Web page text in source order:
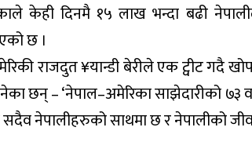
केही दिनमै १५ लाख भन्दा बढी
छ ।
राजदुत ¥यान्डी बेरीले एक ट्वीट गदै
छन् – ‘नेपाल–अमेरिका साझेदारीको ७३
सदैव नेपालीहरुको साथमा छ र नेपालीको